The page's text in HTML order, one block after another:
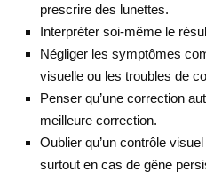
prescrire des lunettes.
Interpréter soi-même le
Négliger les symptômes
visuelle ou les troubles de
Penser qu’une correction
meilleure correction.
Oublier qu’un contrôle
surtout en cas de gêne